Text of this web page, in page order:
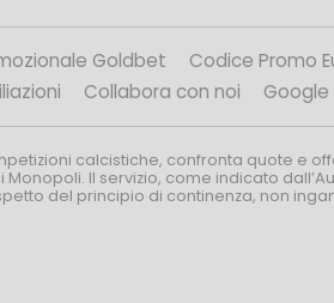
Goldbet Codice Promo
Collabora con noi Google
calcistiche, confronta quote e
Il servizio, come indicato
del principio di continenza, non